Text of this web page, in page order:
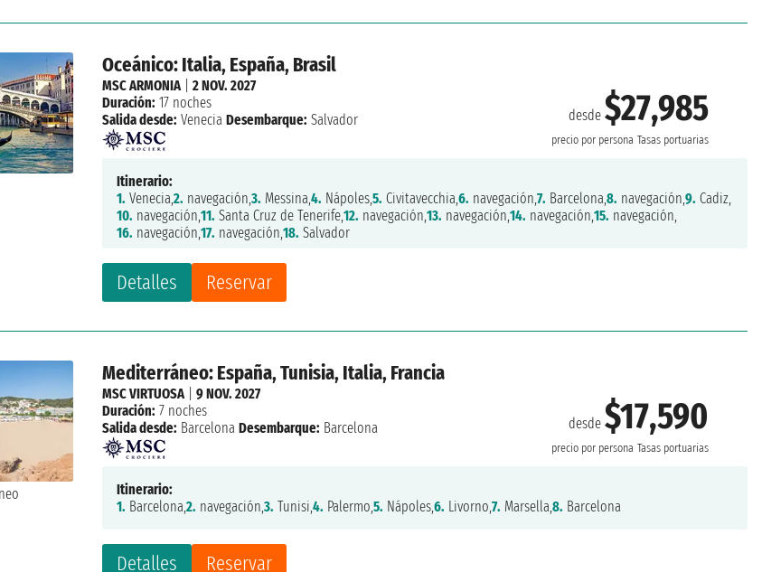
Oceánico: Italia, España, Brasil
desde$27,985
precio por persona Tasas portuarias
Detalles Reservar
MSC ARMONIA |2 NOV. 2027
Duración: 17 noches
Salida desde: Venecia Desembarque: Salvador
Itinerario:
1. Venecia,2. navegación,3. Messina,4. Nápoles,5. Civitavecchia,6. navegación,7. Barcelona,8. navegación,9. Cadiz,
10. navegación,11. Santa Cruz de Tenerife,12. navegación,13. navegación,14. navegación,15. navegación,
16. navegación,17. navegación,18. Salvador
Mediterráneo: España, Tunisia, Italia, Francia
desde$17,590
precio por persona Tasas portuarias
Detalles Reservar
MSC VIRTUOSA |9 NOV. 2027
Duración: 7 noches
Salida desde: Barcelona Desembarque: Barcelona
Itinerario:
1. Barcelona,2. navegación,3. Tunisi,4. Palermo,5. Nápoles,6. Livorno,7. Marsella,8. Barcelona